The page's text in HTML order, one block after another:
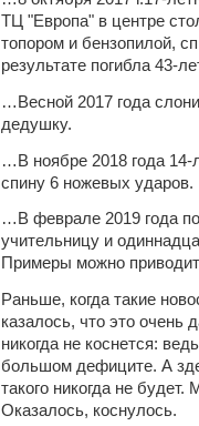
ТЦ "Европа" в центре
топором и бензопилой,
результате погибла 43-
…Весной 2017 года
дедушку.
…В ноябре 2018 года 14-
спину 6 ножевых ударов.
…В феврале 2019 года
учительницу и
Примеры можно
Раньше, когда такие
казалось, что это очень
никогда не коснется:
большом дефиците. А
такого никогда не
Оказалось, коснулось.